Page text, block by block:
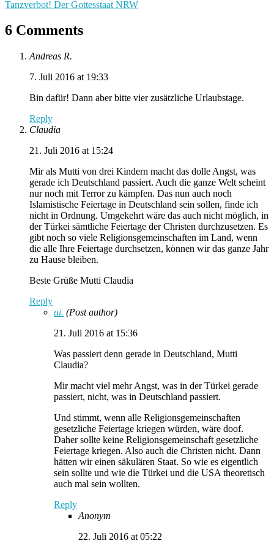
Tanzverbot! Der Gottesstaat NRW
6 Comments
Andreas R.
7. Juli 2016 at 19:33
Bin dafür! Dann aber bitte vier zusätzliche Urlaubstage.
Reply
Claudia
21. Juli 2016 at 15:24
Mir als Mutti von drei Kindern macht das dolle Angst, was
gerade ich Deutschland passiert. Auch die ganze Welt scheint
nur noch mit Terror zu kämpfen. Das nun auch noch
Islamistische Feiertage in Deutschland sein sollen, finde ich
nicht in Ordnung. Umgekehrt wäre das auch nicht möglich, in
der Türkei sämtliche Feiertage der Christen durchzusetzen. Es
gibt noch so viele Religionsgemeinschaften im Land, wenn
die alle Ihre Feiertage durchsetzen, können wir das ganze Jahr
zu Hause bleiben.
Beste Grüße Mutti Claudia
Reply
ui. (Post author)
21. Juli 2016 at 15:36
Was passiert denn gerade in Deutschland, Mutti
Claudia?
Mir macht viel mehr Angst, was in der Türkei gerade
passiert, nicht, was in Deutschland passiert.
Und stimmt, wenn alle Religionsgemeinschaften
gesetzliche Feiertage kriegen würden, wäre doof.
Daher sollte keine Religionsgemeinschaft gesetzliche
Feiertage kriegen. Also auch die Christen nicht. Dann
hätten wir einen säkulären Staat. So wie es eigentlich
sein sollte und wie die Türkei und die USA theoretisch
auch mal sein wollten.
Reply
Anonym
22. Juli 2016 at 05:22